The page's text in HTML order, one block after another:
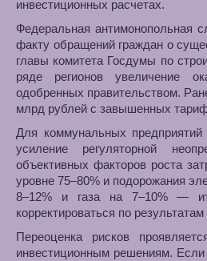
инвестиционных расчетах.
Федеральная антимонопольная
факту обращений граждан о
главы комитета Госдумы по
ряде регионов увеличение
одобренных правительством.
млрд рублей с завышенных
Для коммунальных
усиление регуляторной
объективных факторов роста
уровне 75–80% и подорожания
8–12% и газа на 7–10% —
корректироваться по
Переоценка рисков
инвестиционным решениям. Если